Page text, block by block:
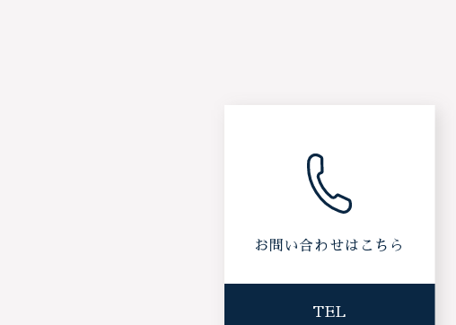
お問い合わせはこちら
TEL